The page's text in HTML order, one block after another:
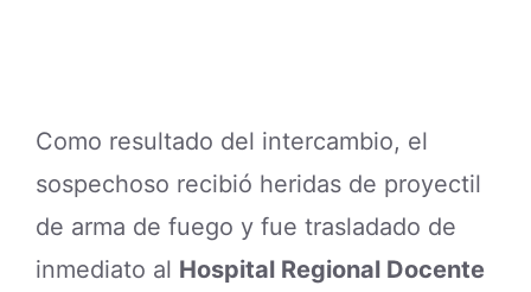
Como resultado del intercambio, el
sospechoso recibió heridas de proyectil
de arma de fuego y fue trasladado de
inmediato al Hospital Regional Docente